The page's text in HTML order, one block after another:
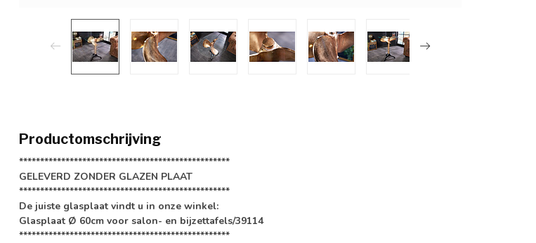
Productomschrijving
**************************************************
GELEVERD ZONDER GLAZEN PLAAT
**************************************************
De juiste glasplaat vindt u in onze winkel:
Glasplaat Ø 60cm voor salon- en bijzettafels/39114
**************************************************